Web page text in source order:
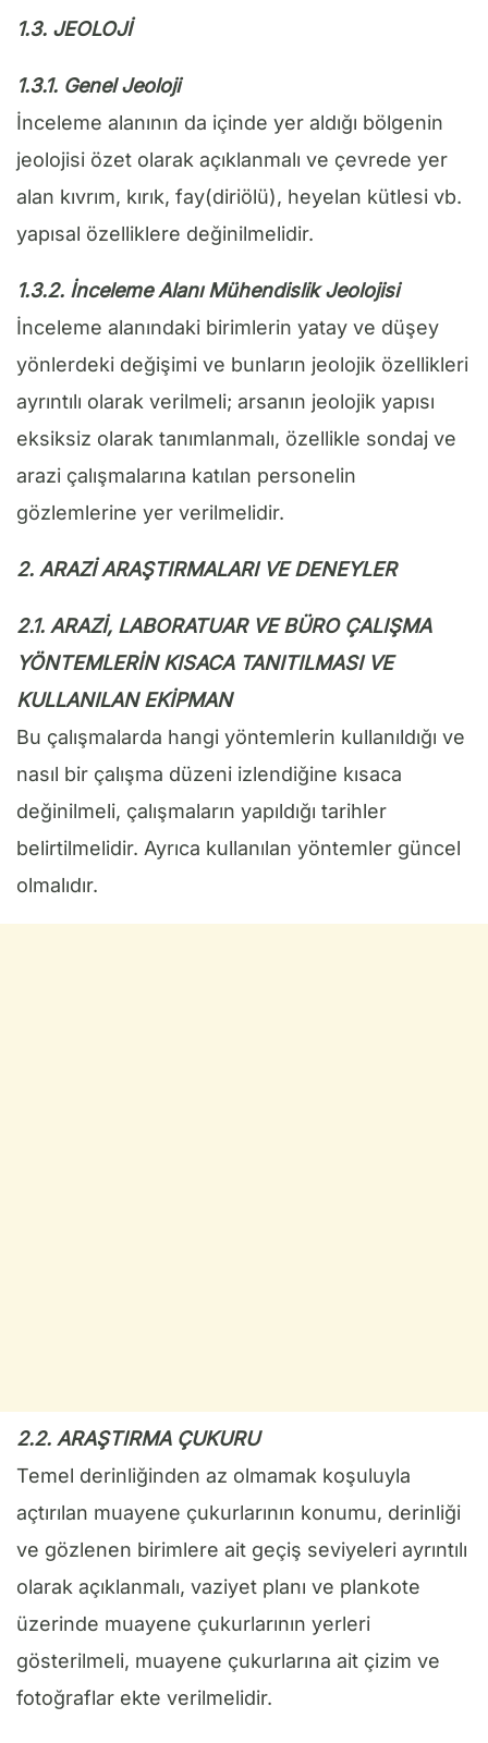
1.3. JEOLOJİ
1.3.1. Genel Jeoloji
İnceleme alanının da içinde yer aldığı bölgenin
jeolojisi özet olarak açıklanmalı ve çevrede yer
alan kıvrım, kırık, fay(diriölü), heyelan kütlesi vb.
yapısal özelliklere değinilmelidir.
1.3.2. İnceleme Alanı Mühendislik Jeolojisi
İnceleme alanındaki birimlerin yatay ve düşey
yönlerdeki değişimi ve bunların jeolojik özellikleri
ayrıntılı olarak verilmeli; arsanın jeolojik yapısı
eksiksiz olarak tanımlanmalı, özellikle sondaj ve
arazi çalışmalarına katılan personelin
gözlemlerine yer verilmelidir.
2. ARAZİ ARAŞTIRMALARI VE DENEYLER
2.1. ARAZİ, LABORATUAR VE BÜRO ÇALIŞMA
YÖNTEMLERİN KISACA TANITILMASI VE
KULLANILAN EKİPMAN
Bu çalışmalarda hangi yöntemlerin kullanıldığı ve
nasıl bir çalışma düzeni izlendiğine kısaca
değinilmeli, çalışmaların yapıldığı tarihler
belirtilmelidir. Ayrıca kullanılan yöntemler güncel
olmalıdır.
2.2. ARAŞTIRMA ÇUKURU
Temel derinliğinden az olmamak koşuluyla
açtırılan muayene çukurlarının konumu, derinliği
ve gözlenen birimlere ait geçiş seviyeleri ayrıntılı
olarak açıklanmalı, vaziyet planı ve plankote
üzerinde muayene çukurlarının yerleri
gösterilmeli, muayene çukurlarına ait çizim ve
fotoğraflar ekte verilmelidir.